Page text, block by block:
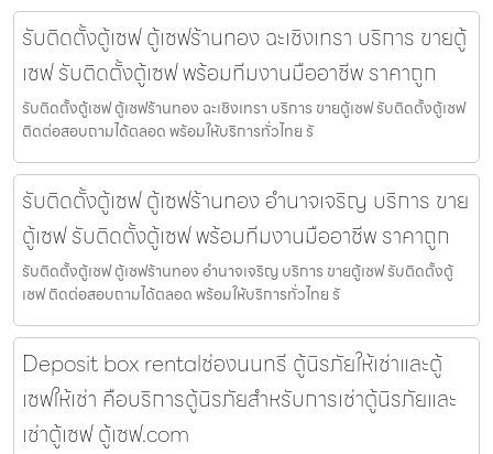
รับติดตั้งตู้เซฟ ตู้เซฟร้านทอง ฉะเชิงเทรา บริการ ขายตู้
เซฟ รับติดตั้งตู้เซฟ พร้อมทีมงานมืออาชีพ ราคาถูก
รับติดตั้งตู้เซฟ ตู้เซฟร้านทอง ฉะเชิงเทรา บริการ ขายตู้เซฟ รับติดตั้งตู้เซฟ
ติดต่อสอบถามได้ตลอด พร้อมให้บริการทั่วไทย รั
รับติดตั้งตู้เซฟ ตู้เซฟร้านทอง อำนาจเจริญ บริการ ขาย
ตู้เซฟ รับติดตั้งตู้เซฟ พร้อมทีมงานมืออาชีพ ราคาถูก
รับติดตั้งตู้เซฟ ตู้เซฟร้านทอง อำนาจเจริญ บริการ ขายตู้เซฟ รับติดตั้งตู้
เซฟ ติดต่อสอบถามได้ตลอด พร้อมให้บริการทั่วไทย รั
Deposit box rentalช่องนนทรี ตู้นิรภัยให้เช่าและตู้
เซฟให้เช่า คือบริการตู้นิรภัยสำหรับการเช่าตู้นิรภัยและ
เช่าตู้เซฟ ตู้เซฟ.com